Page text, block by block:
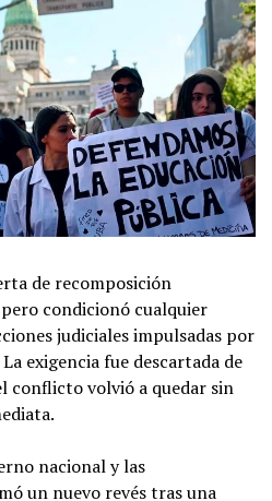
de recomposición
condicionó cualquier
judiciales impulsadas por
exigencia fue descartada de
conflicto volvió a quedar sin
nacional y las
un nuevo revés tras una